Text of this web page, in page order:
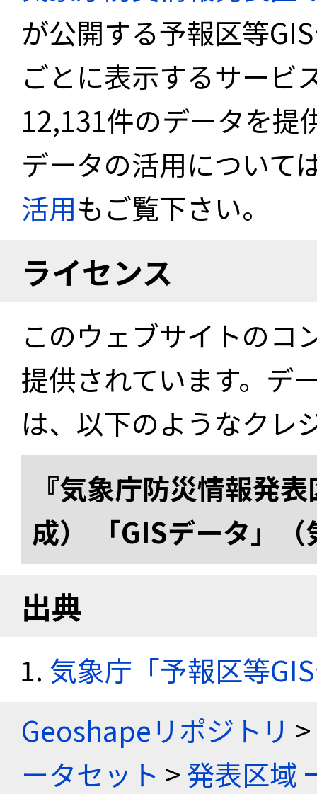
が公開する予報区等
ごとに表示するサービ
12,131件のデータを提
データの活用について
活用もご覧下さい。
ライセンス
このウェブサイトのコ
提供されています。デ
は、以下のようなクレ
『気象庁防災情報発
成） 「GISデータ」
出典
気象庁「予報区等
Geoshapeリポジトリ >
ータセット >発表区域